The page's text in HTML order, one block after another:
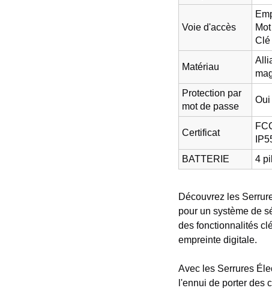
Voie d'accès
Clé
Matériau
Protection par
mot de passe
Oui
Certificat
BATTERIE 4
Découvrez les
pour un système de
des fonctionnalités
empreinte digitale.
Avec les Serrures
l'ennui de porter des